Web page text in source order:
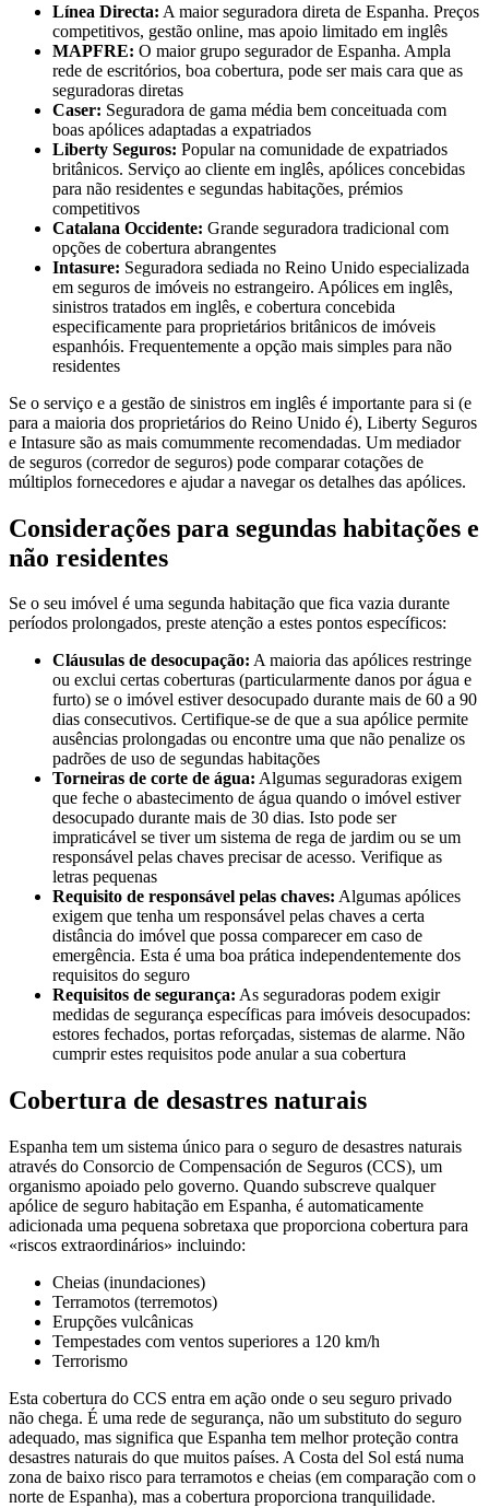
Línea Directa: A maior seguradora direta de Espanha. Preços
competitivos, gestão online, mas apoio limitado em inglês
MAPFRE: O maior grupo segurador de Espanha. Ampla
rede de escritórios, boa cobertura, pode ser mais cara que as
seguradoras diretas
Caser: Seguradora de gama média bem conceituada com
boas apólices adaptadas a expatriados
Liberty Seguros: Popular na comunidade de expatriados
britânicos. Serviço ao cliente em inglês, apólices concebidas
para não residentes e segundas habitações, prémios
competitivos
Catalana Occidente: Grande seguradora tradicional com
opções de cobertura abrangentes
Intasure: Seguradora sediada no Reino Unido especializada
em seguros de imóveis no estrangeiro. Apólices em inglês,
sinistros tratados em inglês, e cobertura concebida
especificamente para proprietários britânicos de imóveis
espanhóis. Frequentemente a opção mais simples para não
residentes
Se o serviço e a gestão de sinistros em inglês é importante para si (e
para a maioria dos proprietários do Reino Unido é), Liberty Seguros
e Intasure são as mais comummente recomendadas. Um mediador
de seguros (corredor de seguros) pode comparar cotações de
múltiplos fornecedores e ajudar a navegar os detalhes das apólices.
Considerações para segundas habitações e
não residentes
Se o seu imóvel é uma segunda habitação que fica vazia durante
períodos prolongados, preste atenção a estes pontos específicos:
Cláusulas de desocupação: A maioria das apólices restringe
ou exclui certas coberturas (particularmente danos por água e
furto) se o imóvel estiver desocupado durante mais de 60 a 90
dias consecutivos. Certifique-se de que a sua apólice permite
ausências prolongadas ou encontre uma que não penalize os
padrões de uso de segundas habitações
Torneiras de corte de água: Algumas seguradoras exigem
que feche o abastecimento de água quando o imóvel estiver
desocupado durante mais de 30 dias. Isto pode ser
impraticável se tiver um sistema de rega de jardim ou se um
responsável pelas chaves precisar de acesso. Verifique as
letras pequenas
Requisito de responsável pelas chaves: Algumas apólices
exigem que tenha um responsável pelas chaves a certa
distância do imóvel que possa comparecer em caso de
emergência. Esta é uma boa prática independentemente dos
requisitos do seguro
Requisitos de segurança: As seguradoras podem exigir
medidas de segurança específicas para imóveis desocupados:
estores fechados, portas reforçadas, sistemas de alarme. Não
cumprir estes requisitos pode anular a sua cobertura
Cobertura de desastres naturais
Espanha tem um sistema único para o seguro de desastres naturais
através do Consorcio de Compensación de Seguros (CCS), um
organismo apoiado pelo governo. Quando subscreve qualquer
apólice de seguro habitação em Espanha, é automaticamente
adicionada uma pequena sobretaxa que proporciona cobertura para
«riscos extraordinários» incluindo:
Cheias (inundaciones)
Terramotos (terremotos)
Erupções vulcânicas
Tempestades com ventos superiores a 120 km/h
Terrorismo
Esta cobertura do CCS entra em ação onde o seu seguro privado
não chega. É uma rede de segurança, não um substituto do seguro
adequado, mas significa que Espanha tem melhor proteção contra
desastres naturais do que muitos países. A Costa del Sol está numa
zona de baixo risco para terramotos e cheias (em comparação com o
norte de Espanha), mas a cobertura proporciona tranquilidade.